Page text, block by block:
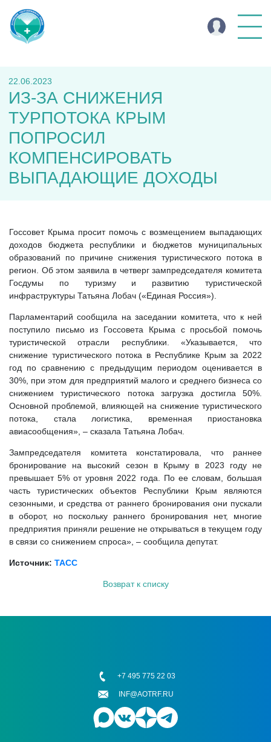
22.06.2023
ИЗ-ЗА СНИЖЕНИЯ
ТУРПОТОКА КРЫМ
ПОПРОСИЛ
КОМПЕНСИРОВАТЬ
ВЫПАДАЮЩИЕ ДОХОДЫ
Госсовет Крыма просит помочь с возмещением выпадающих
доходов бюджета республики и бюджетов муниципальных
образований по причине снижения туристического потока в
регион. Об этом заявила в четверг зампредседателя комитета
Госдумы по туризму и развитию туристической
инфраструктуры Татьяна Лобач («Единая Россия»).
Парламентарий сообщила на заседании комитета, что к ней
поступило письмо из Госсовета Крыма с просьбой помочь
туристической отрасли республики. «Указывается, что
снижение туристического потока в Республике Крым за 2022
год по сравнению с предыдущим периодом оценивается в
30%, при этом для предприятий малого и среднего бизнеса со
снижением туристического потока загрузка достигла 50%.
Основной проблемой, влияющей на снижение туристического
потока, стала логистика, временная приостановка
авиасообщения», – сказала Татьяна Лобач.
Зампредседателя комитета констатировала, что раннее
бронирование на высокий сезон в Крыму в 2023 году не
превышает 5% от уровня 2022 года. По ее словам, большая
часть туристических объектов Республики Крым являются
сезонными, и средства от раннего бронирования они пускали
в оборот, но поскольку раннего бронирования нет, многие
предприятия приняли решение не открываться в текущем году
в связи со снижением спроса», – сообщила депутат.
Источник: ТАСС
Возврат к списку
+7 495 775 22 03
INF@AOTRF.RU